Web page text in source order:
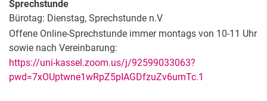
Sprechstunde
Bürotag: Dienstag, Sprechstunde n.V
Offene Online-Sprechstunde immer montags von 10-11 Uhr
sowie nach Vereinbarung:
https://uni-kassel.zoom.us/j/92599033063?
pwd=7xOUptwne1wRpZ5pIAGDfzuZv6umTc.1